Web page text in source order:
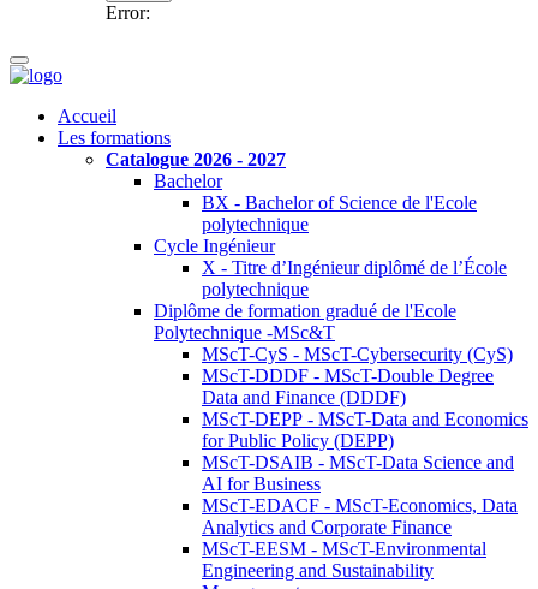
Error:
Accueil
Les formations
Catalogue 2026 - 2027
Bachelor
BX - Bachelor of Science de l'Ecole
polytechnique
Cycle Ingénieur
X - Titre d’Ingénieur diplômé de l’École
polytechnique
Diplôme de formation gradué de l'Ecole
Polytechnique -MSc&T
MScT-CyS - MScT-Cybersecurity (CyS)
MScT-DDDF - MScT-Double Degree
Data and Finance (DDDF)
MScT-DEPP - MScT-Data and Economics
for Public Policy (DEPP)
MScT-DSAIB - MScT-Data Science and
AI for Business
MScT-EDACF - MScT-Economics, Data
Analytics and Corporate Finance
MScT-EESM - MScT-Environmental
Engineering and Sustainability